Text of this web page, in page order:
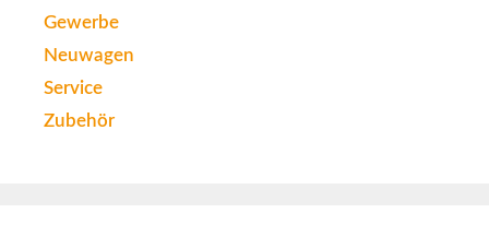
Gewerbe
Neuwagen
Service
Zubehör